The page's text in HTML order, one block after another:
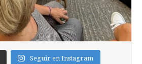
Seguir en Instagram